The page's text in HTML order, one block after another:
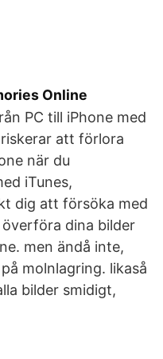
Online
PC till iPhone med
att förlora
när du
iTunes,
dig att försöka med
dina bilder
men ändå inte,
molnlagring. likaså
bilder smidigt,